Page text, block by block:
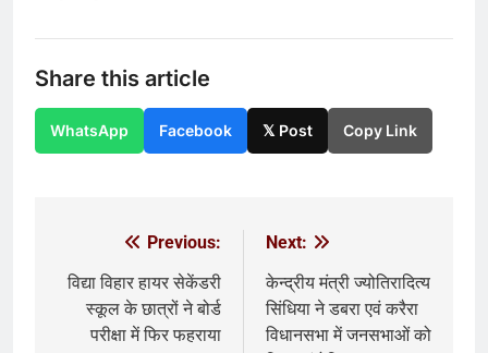
Share this article
WhatsApp Facebook 𝕏 Post Copy Link
navigation
Previous:
विद्या विहार हायर सेकेंडरी
स्कूल के छात्रों ने बोर्ड
परीक्षा में फिर फहराया
Next:
केन्द्रीय मंत्री ज्योतिरादित्य
सिंधिया ने डबरा एवं करैरा
विधानसभा में जनसभाओं को